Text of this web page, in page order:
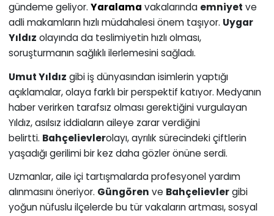
gündeme geliyor. Yaralama vakalarında emniyet ve
adli makamların hızlı müdahalesi önem taşıyor. Uygar
Yıldız olayında da teslimiyetin hızlı olması,
soruşturmanın sağlıklı ilerlemesini sağladı.
Umut Yıldız gibi iş dünyasından isimlerin yaptığı
açıklamalar, olaya farklı bir perspektif katıyor. Medyanın
haber verirken tarafsız olması gerektiğini vurgulayan
Yıldız, asılsız iddiaların aileye zarar verdiğini
belirtti. Bahçelievlerolayı, ayrılık sürecindeki çiftlerin
yaşadığı gerilimi bir kez daha gözler önüne serdi.
Uzmanlar, aile içi tartışmalarda profesyonel yardım
alınmasını öneriyor. Güngören ve Bahçelievlergibi
yoğun nüfuslu ilçelerde bu tür vakaların artması, sosyal